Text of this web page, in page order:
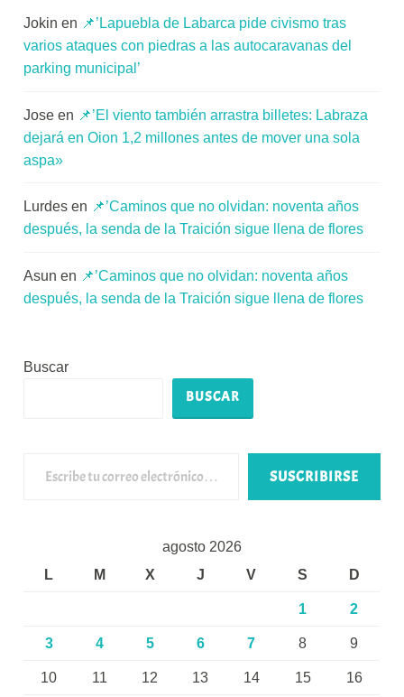
Jokin en 📌’Lapuebla de Labarca pide civismo tras
varios ataques con piedras a las autocaravanas del
parking municipal’
Jose en 📌’El viento también arrastra billetes: Labraza
dejará en Oion 1,2 millones antes de mover una sola
aspa»
Lurdes en 📌’Caminos que no olvidan: noventa años
después, la senda de la Traición sigue llena de flores
Asun en 📌’Caminos que no olvidan: noventa años
después, la senda de la Traición sigue llena de flores
Buscar
BUSCAR
SUSCRIBIRSE
agosto 2026
L
M X J V S D
1 2
3 4 5 6 7 8 9
10 11 12 13 14 15 16